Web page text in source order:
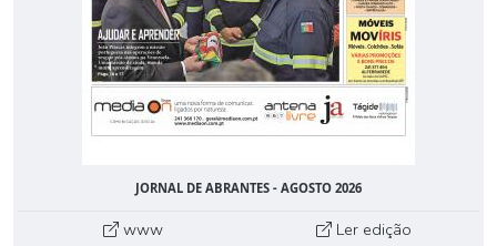
JORNAL DE ABRANTES - AGOSTO 2026
www Ler edição